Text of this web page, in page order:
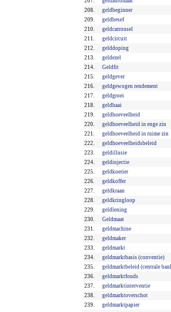
208.
geldbeginner
209.
geldbesef
210.
geldcarrousel
211.
geldcircuit
212.
gelddoping
213.
geldezel
214.
Geldfit
215.
geldgever
216.
geldgewogen rendement
217.
geldgroei
218.
geldhaai
219.
geldhoeveelheid
220.
geldhoeveelheid in enge zin
221.
geldhoeveelheid in ruime zin
222.
geldhoeveelheidsbeleid
223.
geldillusie
224.
geldinjectie
225.
geldkoerier
226.
geldkoffer
227.
geldkraan
228.
geldkringloop
229.
geldlening
230.
Geldmaat
231.
geldmachine
232.
geldmaker
233.
geldmarkt
234.
geldmarktbasis (conventie)
235.
geldmarktbeleid (centrale
236.
geldmarktfonds
237.
geldmarktinterventie
238.
geldmarktoverschot
239.
geldmarktpapier